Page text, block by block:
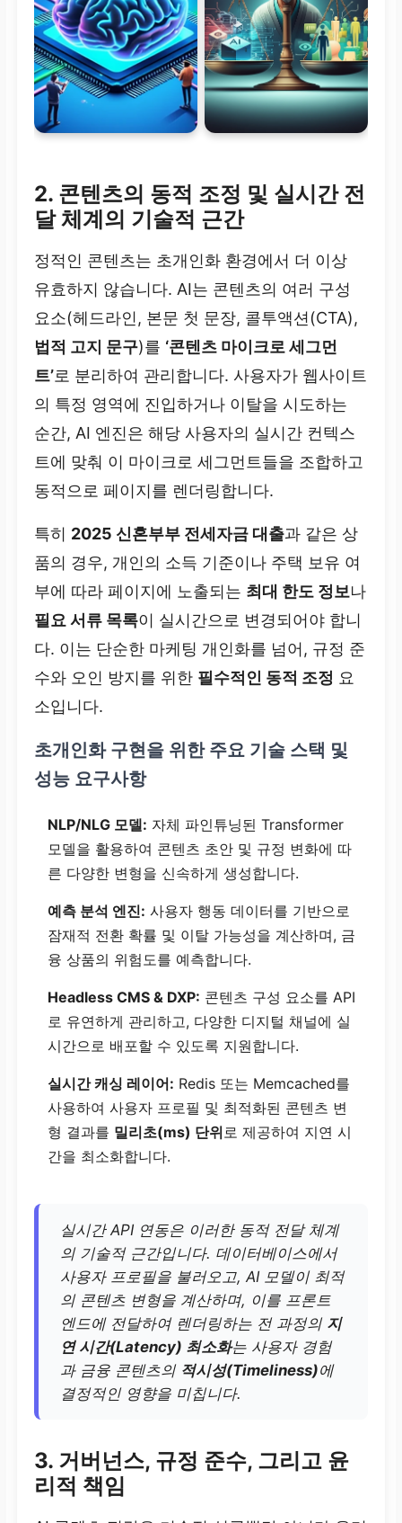
2. 콘텐츠의 동적 조정 및 실시간 전
달 체계의 기술적 근간
정적인 콘텐츠는 초개인화 환경에서 더 이상
유효하지 않습니다. AI는 콘텐츠의 여러 구성
요소(헤드라인, 본문 첫 문장, 콜투액션(CTA),
법적 고지 문구)를 ‘콘텐츠 마이크로 세그먼
트’로 분리하여 관리합니다. 사용자가 웹사이트
의 특정 영역에 진입하거나 이탈을 시도하는
순간, AI 엔진은 해당 사용자의 실시간 컨텍스
트에 맞춰 이 마이크로 세그먼트들을 조합하고
동적으로 페이지를 렌더링합니다.
특히 2025 신혼부부 전세자금 대출과 같은 상
품의 경우, 개인의 소득 기준이나 주택 보유 여
부에 따라 페이지에 노출되는 최대 한도 정보나
필요 서류 목록이 실시간으로 변경되어야 합니
다. 이는 단순한 마케팅 개인화를 넘어, 규정 준
수와 오인 방지를 위한 필수적인 동적 조정 요
소입니다.
초개인화 구현을 위한 주요 기술 스택 및
성능 요구사항
NLP/NLG 모델: 자체 파인튜닝된 Transformer
모델을 활용하여 콘텐츠 초안 및 규정 변화에 따
른 다양한 변형을 신속하게 생성합니다.
예측 분석 엔진: 사용자 행동 데이터를 기반으로
잠재적 전환 확률 및 이탈 가능성을 계산하며, 금
융 상품의 위험도를 예측합니다.
Headless CMS & DXP: 콘텐츠 구성 요소를 API
로 유연하게 관리하고, 다양한 디지털 채널에 실
시간으로 배포할 수 있도록 지원합니다.
실시간 캐싱 레이어: Redis 또는 Memcached를
사용하여 사용자 프로필 및 최적화된 콘텐츠 변
형 결과를 밀리초(ms) 단위로 제공하여 지연 시
간을 최소화합니다.
실시간 API 연동은 이러한 동적 전달 체계
의 기술적 근간입니다. 데이터베이스에서
사용자 프로필을 불러오고, AI 모델이 최적
의 콘텐츠 변형을 계산하며, 이를 프론트
엔드에 전달하여 렌더링하는 전 과정의 지
연 시간(Latency) 최소화는 사용자 경험
과 금융 콘텐츠의 적시성(Timeliness)에
결정적인 영향을 미칩니다.
3. 거버넌스, 규정 준수, 그리고 윤
리적 책임